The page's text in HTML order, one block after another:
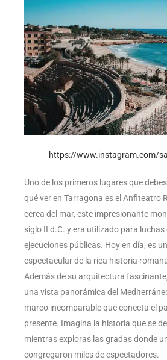
https://www.instagram.com/
Uno de los primeros lugares que
qué ver en Tarragona es el Anfiteatro
cerca del mar, este impresionante
siglo II d.C. y era utilizado para
ejecuciones públicas. Hoy en día, es
espectacular de la rica historia
Además de su arquitectura
una vista panorámica del
marco incomparable que conecta el
presente. Imagina la historia que se
mientras exploras las gradas donde
congregaron miles de espectadores.